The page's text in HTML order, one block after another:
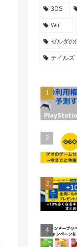
3DS
Wii
ゼルダの
テイルズ